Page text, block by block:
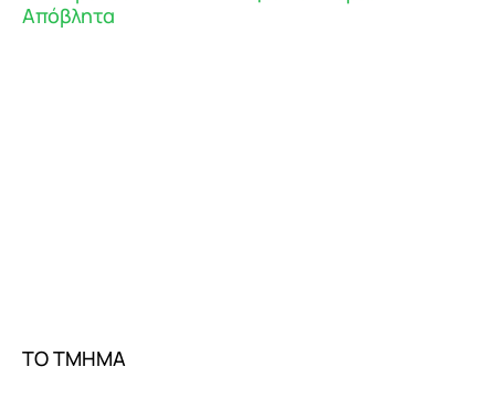
Απόβλητα
ΤΟ ΤΜΗΜΑ